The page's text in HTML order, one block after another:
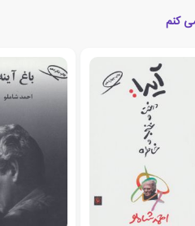
کنم